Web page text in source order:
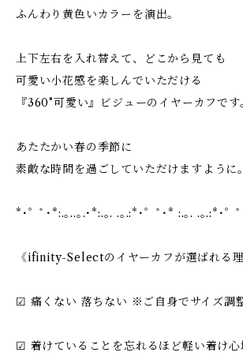
ふんわり黄色いカラーを演出。
上下左右を入れ替えて、どこから見ても
可愛い小花感を楽しんでいただける
『360°可愛い』ビジューのイヤーカフです
あたたかい春の季節に
素敵な時間を過ごしていただけますように。
*･゜ﾟ･*:.｡..｡.･*:.｡. .｡.:*･゜ﾟ･* :.｡. .｡.:*･゜
《ifinity-Selectのイヤーカフが選ばれる理
☑︎ 痛くない 落ちない ※ご自身でサイズ調
☑︎ 着けていることを忘れるほど軽い着け心